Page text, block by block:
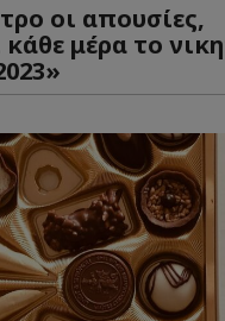
οι απουσίες,
κάθε μέρα το